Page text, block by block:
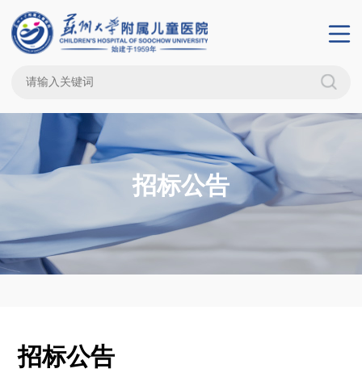
招标公告
招标公告